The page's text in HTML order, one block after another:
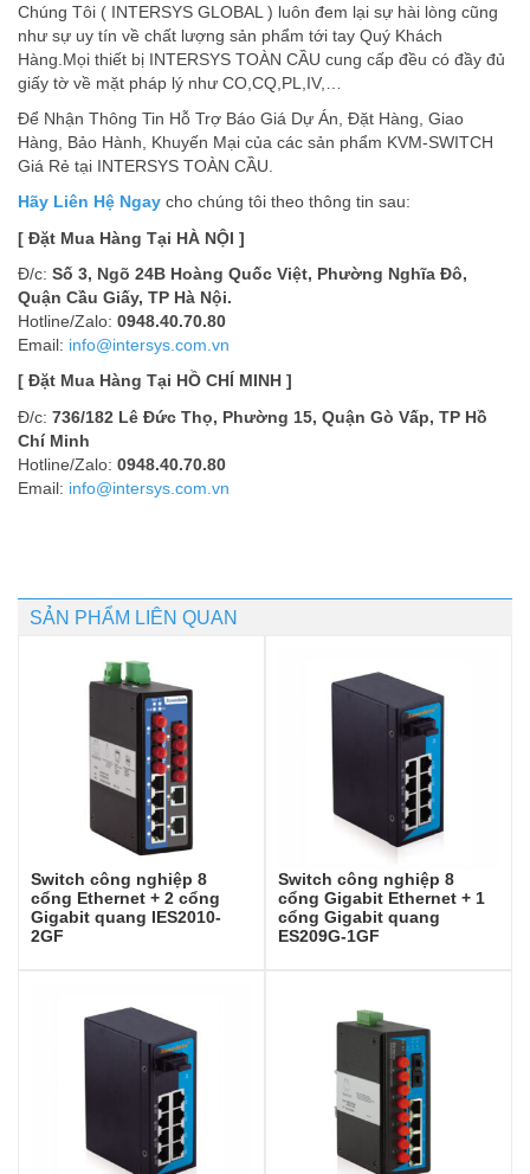
Chúng Tôi ( INTERSYS GLOBAL ) luôn đem lại sự hài lòng cũng
như sự uy tín về chất lượng sản phẩm tới tay Quý Khách
Hàng.Mọi thiết bị INTERSYS TOÀN CẦU cung cấp đều có đầy đủ
giấy tờ về mặt pháp lý như CO,CQ,PL,IV,…
Để Nhận Thông Tin Hỗ Trợ Báo Giá Dự Án, Đặt Hàng, Giao
Hàng, Bảo Hành, Khuyến Mại của các sản phẩm KVM-SWITCH
Giá Rẻ tại INTERSYS TOÀN CẦU.
Hãy Liên Hệ Ngay cho chúng tôi theo thông tin sau:
[ Đặt Mua Hàng Tại HÀ NỘI ]
Đ/c: Số 3, Ngõ 24B Hoàng Quốc Việt, Phường Nghĩa Đô,
Quận Cầu Giấy, TP Hà Nội.
Hotline/Zalo: 0948.40.70.80
Email: info@intersys.com.vn
[ Đặt Mua Hàng Tại HỒ CHÍ MINH ]
Đ/c: 736/182 Lê Đức Thọ, Phường 15, Quận Gò Vấp, TP Hồ
Chí Minh
Hotline/Zalo: 0948.40.70.80
Email: info@intersys.com.vn
SẢN PHẨM LIÊN QUAN
Switch công nghiệp 8
cổng Ethernet + 2 cổng
Gigabit quang IES2010-
2GF
Switch công nghiệp 8
cổng Gigabit Ethernet + 1
cổng Gigabit quang
ES209G-1GF